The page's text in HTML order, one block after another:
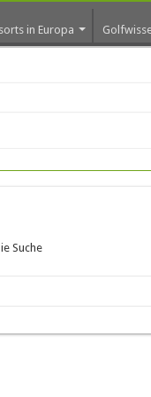
in Europa
Suche